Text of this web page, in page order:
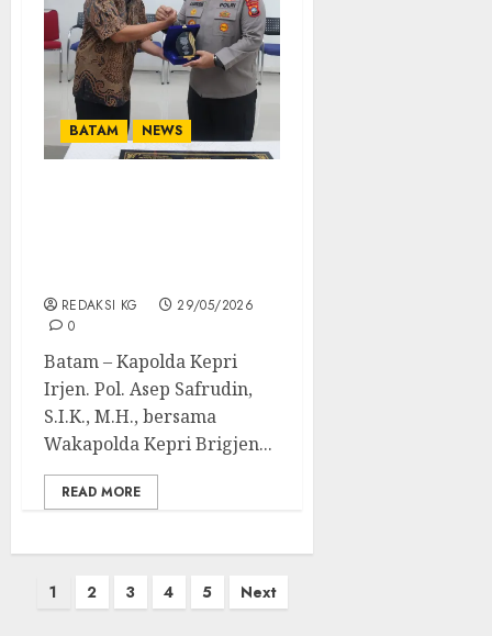
BATAM NEWS
REDAKSI KG
29/05/2026
0
Batam – Kapolda Kepri
Irjen. Pol. Asep Safrudin,
S.I.K., M.H., bersama
Wakapolda Kepri Brigjen...
READ MORE
Posts
1 2 3 4 5 Next